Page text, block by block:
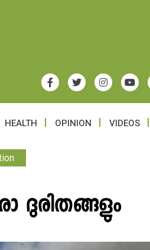
HEALTH OPINION VIDEOS
ദുരിതങ്ങളും